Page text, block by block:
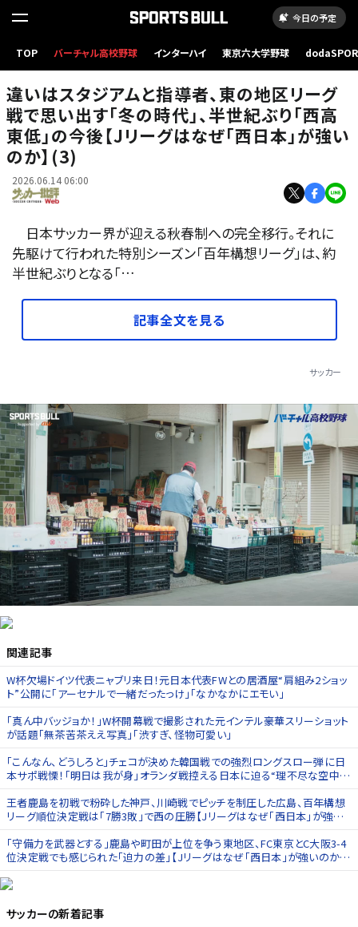
今日の予定
TOP バーチャル高校野球 インターハイ 東京六大学野球
アグレッシブなサッカーを展開しているケースが多い。撮影／原壮史（Sony α1使用）
違いはスタジアムと指導者、東の地区リーグ
戦で思い出す｢冬の時代｣、半世紀ぶり｢西高
東低｣の今後【Jリーグはなぜ｢西日本｣が強い
のか】(3)
2026.06.14 06:00
日本サッカー界が迎える秋春制への完全移行。それに
先駆けて行われた特別シーズン「百年構想リーグ」は、約
半世紀ぶりとなる「…
記事全文を見る
サッカー
関連記事
W杯欠場ドイツ代表ニャブリ来日！元日本代表FWとの居酒屋“肩組み2ショッ
ト”公開に｢アーセナルで一緒だったっけ｣｢なかなかにエモい｣
｢真ん中バッジョか！｣W杯開幕戦で撮影された元インテル豪華スリーショット
が話題｢無茶苦茶ええ写真｣｢渋すぎ、怪物可愛い｣
｢こんなん、どうしろと｣チェコが決めた韓国戦での強烈ロングスロー弾に日
本サポ戦慄！｢明日は我が身｣オランダ戦控える日本に迫る“理不尽な空中
王者鹿島を初戦で粉砕した神戸、川崎戦でピッチを制圧した広島、百年構想
リーグ順位決定戦は｢7勝3敗｣で西の圧勝【Jリーグはなぜ｢西日本｣が強い
｢守備力を武器とする｣鹿島や町田が上位を争う東地区、FC東京とC大阪3-4
位決定戦でも感じられた｢迫力の差｣【Jリーグはなぜ｢西日本｣が強いのか】
サッカーの新着記事